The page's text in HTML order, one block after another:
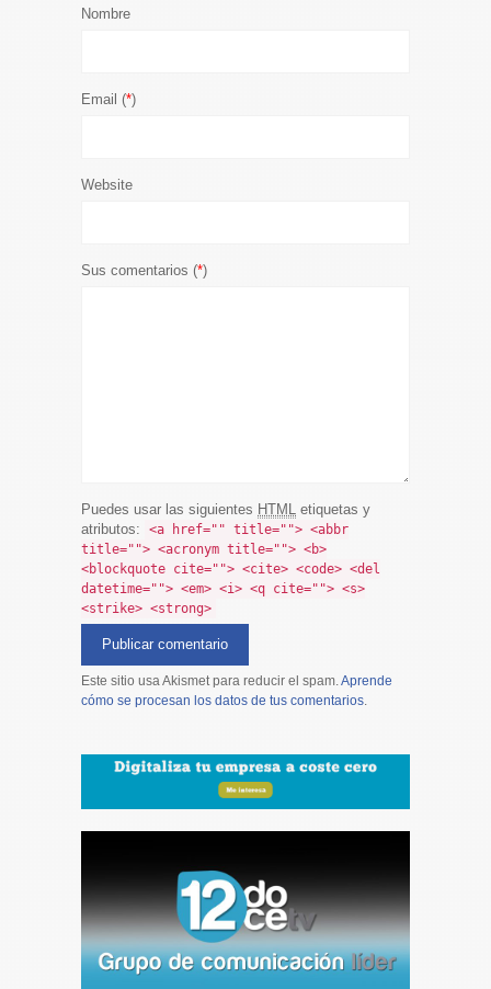
Nombre
Email (*)
Website
Sus comentarios (*)
Puedes usar las siguientes HTML etiquetas y
atributos:
<a href="" title=""> <abbr
title=""> <acronym title=""> <b>
<blockquote cite=""> <cite> <code> <del
datetime=""> <em> <i> <q cite=""> <s>
<strike> <strong>
Este sitio usa Akismet para reducir el spam.Aprende
cómo se procesan los datos de tus comentarios.